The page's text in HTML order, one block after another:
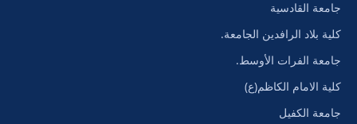
جامعة القادسية
كلية بلاد الرافدين الجامعة.
جامعة الفرات الأوسط.
كلية الامام الكاظم(ع)
جامعة الكفيل